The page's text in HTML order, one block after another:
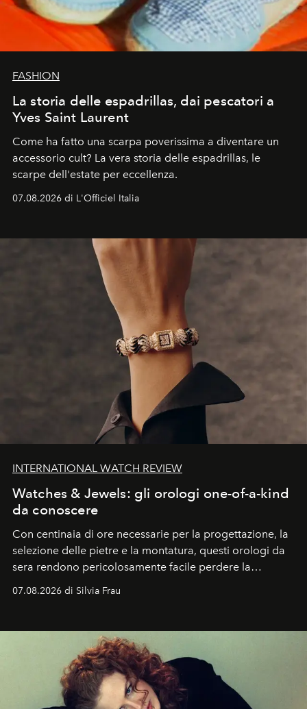
FASHION
La storia delle espadrillas, dai pescatori a
Yves Saint Laurent
Come ha fatto una scarpa poverissima a diventare un
accessorio cult? La vera storia delle espadrillas, le
scarpe dell'estate per eccellenza.
07.08.2026 di L'Officiel Italia
INTERNATIONAL WATCH REVIEW
Watches & Jewels: gli orologi one-of-a-kind
da conoscere
Con centinaia di ore necessarie per la progettazione, la
selezione delle pietre e la montatura, questi orologi da
sera rendono pericolosamente facile perdere la
cognizione del tempo. Ma con quadranti così
07.08.2026 di Silvia Frau